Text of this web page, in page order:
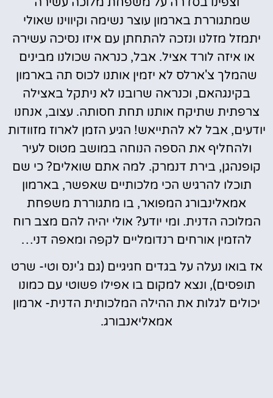
שמתגוררת בארמון עוצר נשימה וקיווינו שאולי
יתמזל מזלנו ונזכה להתחתן עם איזו נסיכה עשירה
או איזה לורד אציל. אבל, כנראה שכולנו מבינים
שהמלך צ'ארלס לא יזמין אותנו לכוס תה בארמון
בקינגהאם, וכנראה שרובנו לא ניתקל באצילה
צרפתית שתיקח אותנו תחת חסותה. עצוב, אנחנו
יודעים, אבל לא להתייאש! הגיע הזמן לארוז מזוודות
ולהחליף את הספה הנוחה במושב מטוס לעיר
קופנהגן, בירת דנמרק. למה אתם שואלים? כי שם
תוכלו להרגיש הכי מלכותיים שאפשר, בארמון
אמאלינבורג המפואר, בו מתגוררת משפחת
המלוכה הדנית. ומי יודע? אולי יהיה להם מצב רוח
להזמין אורחים רנדומליים לקפה ומאפה דני…
אז בואו נעלה על בגדים חגיגיים (גם ג'ינס וטי- שרט
תופסים), ונצא למקום בו אפילו פשוטי עם כמונו
יכולים לגלות את ההילה המלכותית הדנית- ארמון
אמאליאנבורג.